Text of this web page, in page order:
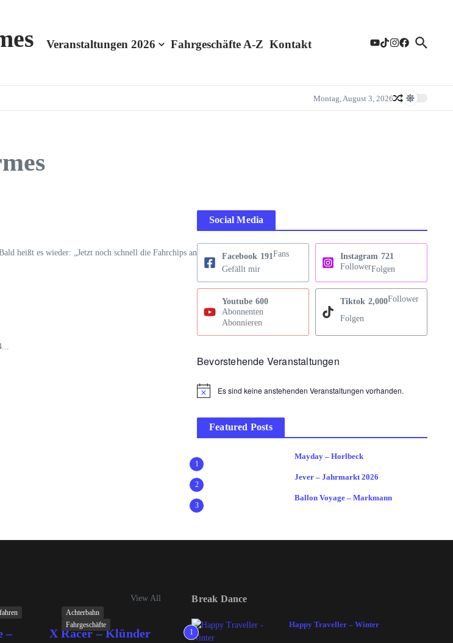
Veranstaltungen 2026 Fahrgeschäfte A-Z Kontakt
Montag, August 3, 2026
heißt es wieder: „Jetzt noch schnell die Fahrchips an
Social Media
Facebook 191Fans
Gefällt mir
Instagram 721
FollowerFolgen
Youtube 600
Abonnenten
Abonnieren
Tiktok 2,000Follower
Folgen
Bevorstehende Veranstaltungen
HinweisEs sind keine anstehenden Veranstaltungen vorhanden.
Featured Posts
1
Mayday – Horlbeck
2
Jever – Jahrmarkt 2026
3
Ballon Voyage – Markmann
View All
–
Achterbahn
Fahrgeschäfte
X Racer – Klünder
Break Dance
1
Happy Traveller – Winter